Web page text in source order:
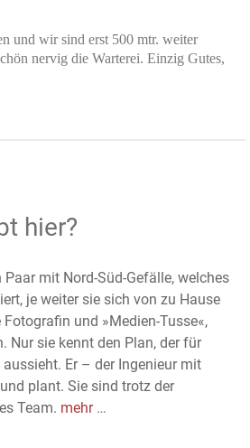
und wir sind erst 500 mtr. weiter
nervig die Warterei. Einzig Gutes,
hier?
Paar mit Nord-Süd-Gefälle, welches
je weiter sie sich von zu Hause
und »Medien-Tusse«,
Nur sie kennt den Plan, der für
Er – der Ingenieur mit
plant. Sie sind trotz der
Team. mehr …